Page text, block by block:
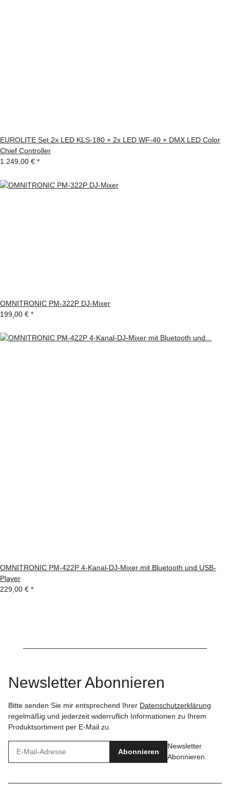
EUROLITE Set 2x LED KLS-180 + 2x LED WF-40 + DMX LED Color
Chief Controller
1.249,00 € *
OMNITRONIC PM-322P DJ-Mixer
199,00 € *
OMNITRONIC PM-422P 4-Kanal-DJ-Mixer mit Bluetooth und USB-
Player
229,00 € *
Newsletter Abonnieren
Bitte senden Sie mir entsprechend Ihrer Datenschutzerklärung
regelmäßig und jederzeit widerruflich Informationen zu Ihrem
Produktsortiment per E-Mail zu.
Abonnieren
Newsletter
Abonnieren